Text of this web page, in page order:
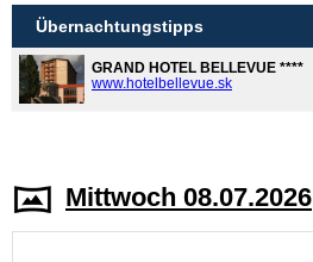
Übernachtungstipps
GRAND HOTEL BELLEVUE ****
www.hotelbellevue.sk
Mittwoch 08.07.2026